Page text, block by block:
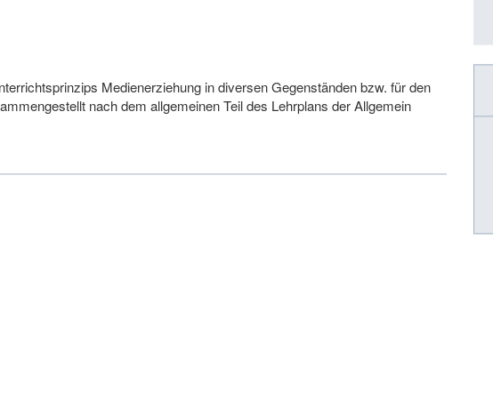
Medienerziehung in diversen Gegenständen bzw. für den
nach dem allgemeinen Teil des Lehrplans der Allgemein